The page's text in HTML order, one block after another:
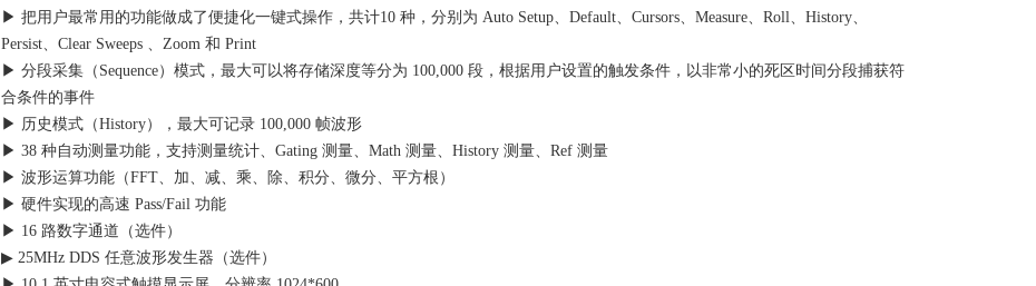
▶ 把用户最常用的功能做成了便捷化一键式操作，共计10 种，分别为 Auto Setup、Default、Cursors、Measure、Roll、History、
Persist、Clear Sweeps 、Zoom 和 Print
▶ 分段采集（Sequence）模式，最大可以将存储深度等分为 100,000 段，根据用户设置的触发条件，以非常小的死区时间分段捕获符
合条件的事件
▶ 历史模式（History），最大可记录 100,000 帧波形
▶ 38 种自动测量功能，支持测量统计、Gating 测量、Math 测量、History 测量、Ref 测量
▶ 波形运算功能（FFT、加、减、乘、除、积分、微分、平方根）
▶ 硬件实现的高速 Pass/Fail 功能
▶ 16 路数字通道（选件）
▶ 25MHz DDS 任意波形发生器（选件）